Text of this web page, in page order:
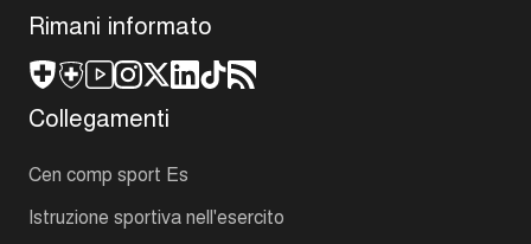
Rimani informato
Collegamenti
Cen comp sport Es
Istruzione sportiva nell'esercito